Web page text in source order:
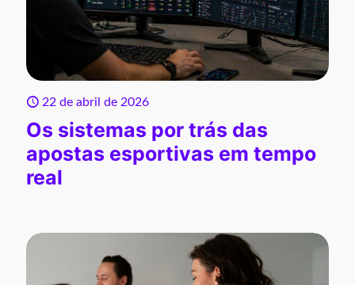
22 de abril de 2026
Os sistemas por trás das
apostas esportivas em tempo
real